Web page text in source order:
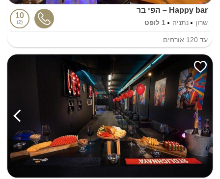
Happy bar – הפי בר
שרון נתניה 1 לופט
10
2
עד 120 אורחים